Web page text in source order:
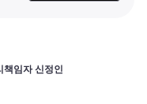
책임자 신정인